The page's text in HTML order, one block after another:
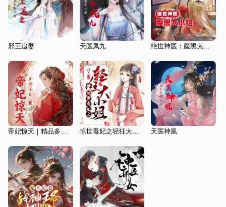
邪王追妻 天医凤九 绝世神医：腹黑大小姐|古言|金手指
惊世毒妃之轻狂大小姐 天医神凰